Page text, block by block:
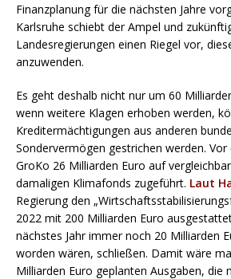
Finanzplanung für die nächsten Jahre
Karlsruhe schiebt der Ampel und
Landesregierungen einen Riegel vor,
anzuwenden.
Es geht deshalb nicht nur um 60
wenn weitere Klagen erhoben werden,
Kreditermächtigungen aus anderen
Sondervermögen gestrichen werden.
GroKo 26 Milliarden Euro auf
damaligen Klimafonds zugeführt. Laut
Regierung den
2022 mit 200 Milliarden Euro
nächstes Jahr immer noch 20 Milliarden
worden wären, schließen. Damit wäre
Milliarden Euro geplanten Ausgaben, die